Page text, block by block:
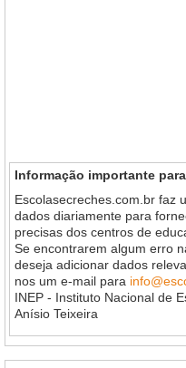
Informação importante
Escolasecreches.com.br faz
dados diariamente para
precisas dos centros de
Se encontrarem algum erro
deseja adicionar dados
nos um e-mail para
INEP - Instituto Nacional de
Anísio Teixeira